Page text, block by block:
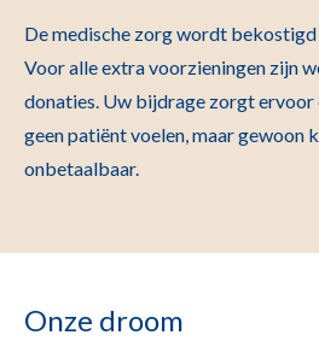
De medische zorg wordt
Voor alle extra voorzieningen zijn
donaties. Uw bijdrage zorgt ervoor
geen patiënt voelen, maar gewoon
onbetaalbaar.
Onze droom